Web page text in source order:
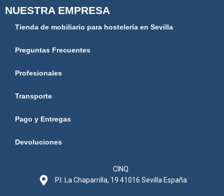
NUESTRA EMPRESA
Tienda de mobiliario para hostelería en Sevilla
Preguntas Frecuentes
Profesionales
Transporte
Pago y Entregas
Devoluciones
CINQ
P.I. La Chaparrilla, 19 41016 Sevilla España